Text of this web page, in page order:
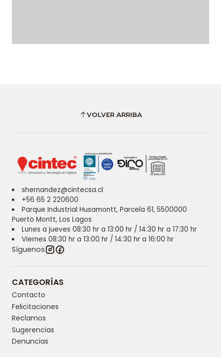
VOLVER ARRIBA
shernandez@cintecsa.cl
+56 65 2 220600
Parque Industrial Husamontt, Parcela 61, 5500000
Puerto Montt, Los Lagos
Lunes a jueves 08:30 hr a 13:00 hr / 14:30 hr a 17:30 hr
Viernes 08:30 hr a 13:00 hr / 14:30 hr a 16:00 hr
Síguenos
CATEGORÍAS
Contacto
Felicitaciones
Reclamos
Sugerencias
Denuncias